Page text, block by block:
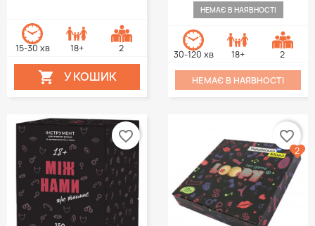
15-30 хв 18+ 2
 У КОШИК
НЕМАЄ В НАЯВНОСТІ
30-120 хв 18+ 2
НЕМАЄ В НАЯВНОСТІ
favorite_border favorite_border
2